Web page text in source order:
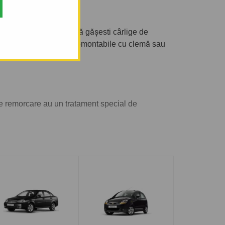
În oferta noastră gășesti cârlige de
semi-demontabile, demontabile cu clemă sau
au un tratament special de
De asemenea puteți alege și